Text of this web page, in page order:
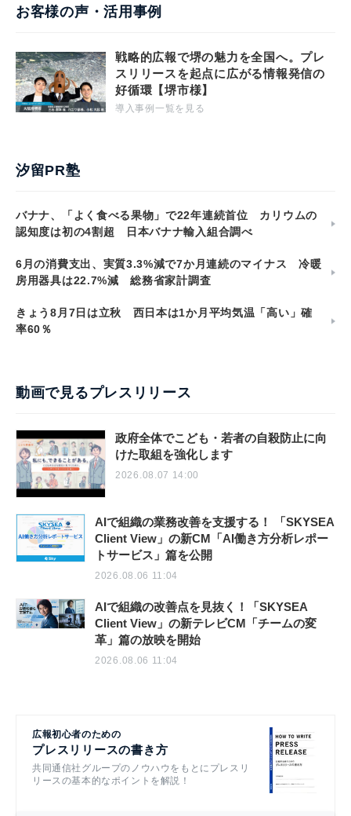
お客様の声・活用事例
戦略的広報で堺の魅力を全国へ。プレ
スリリースを起点に広がる情報発信の
好循環【堺市様】
導入事例一覧を見る
汐留PR塾
バナナ、「よく食べる果物」で22年連続首位 カリウムの
認知度は初の4割超 日本バナナ輸入組合調べ
6月の消費支出、実質3.3%減で7か月連続のマイナス 冷暖
房用器具は22.7%減 総務省家計調査
きょう8月7日は立秋 西日本は1か月平均気温「高い」確
率60％
動画で見るプレスリリース
政府全体でこども・若者の自殺防止に向
けた取組を強化します
2026.08.07 14:00
AIで組織の業務改善を支援する！ 「SKYSEA
Client View」の新CM「AI働き方分析レポー
トサービス」篇を公開
2026.08.06 11:04
AIで組織の改善点を見抜く！「SKYSEA
Client View」の新テレビCM「チームの変
革」篇の放映を開始
2026.08.06 11:04
広報初心者のための
プレスリリースの書き方
共同通信社グループのノウハウをもとにプレスリ
リースの基本的なポイントを解説！